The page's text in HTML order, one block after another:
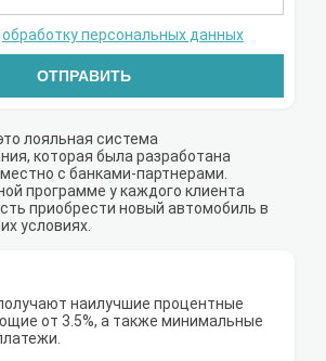
обработку персональных данных
ОТПРАВИТЬ
лояльная система
которая была разработана
с банками-партнерами.
программе у каждого клиента
приобрести новый автомобиль в
условиях.
наилучшие процентные
от 3.5%, а также минимальные